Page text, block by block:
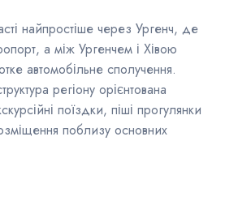
найпростіше через Ургенч, де
а між Ургенчем і Хівою
автомобільне сполучення.
регіону орієнтована
поїздки, піші прогулянки
поблизу основних